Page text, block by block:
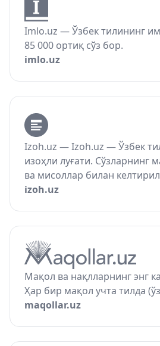
Imlo.uz — Ўзбек тилининг
85 000 ортиқ сўз бор.
imlo.uz
Izoh.uz — Izoh.uz — Ўзбек
изоҳли луғати. Сўзларнинг
ва мисоллар билан
izoh.uz
Мақол ва нақлларнинг энг
Ҳар бир мақол учта тилда
maqollar.uz